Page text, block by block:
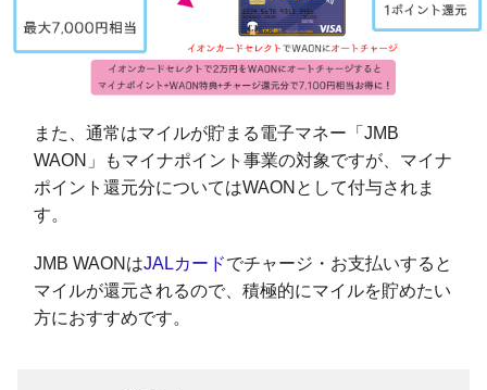
また、通常はマイルが貯まる電子マネー「JMB
WAON」もマイナポイント事業の対象ですが、マイナ
ポイント還元分についてはWAONとして付与されま
す。
JMB WAONはJALカードでチャージ・お支払いすると
マイルが還元されるので、積極的にマイルを貯めたい
方におすすめです。